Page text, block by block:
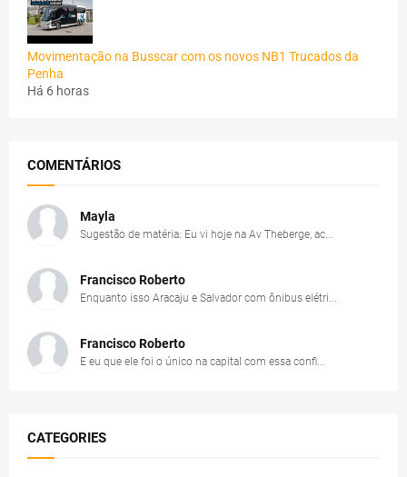
Movimentação na Busscar com os novos NB1 Trucados da
Penha
Há 6 horas
COMENTÁRIOS
Mayla
Sugestão de matéria: Eu vi hoje na Av Theberge, ac...
Francisco Roberto
Enquanto isso Aracaju e Salvador com ônibus elétri...
Francisco Roberto
E eu que ele foi o único na capital com essa confi...
CATEGORIES